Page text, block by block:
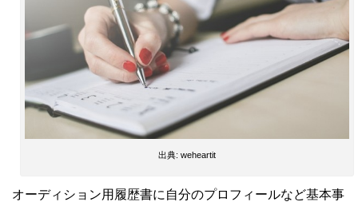
出典: weheartit
オーディション用履歴書に自分のプロフィールなど基本事